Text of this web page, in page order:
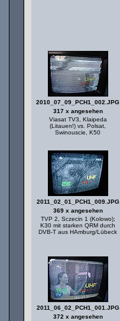
2010_07_09_PCH1_002.JPG
317 x angesehen
Viasat TV3, Klaipeda
(Litauen!) vs. Polsat,
Swinouscie, K50
2011_02_01_PCH1_009.JPG
369 x angesehen
TVP 2, Sczecin 1 (Kolowo);
K30 mit starken QRM durch
DVB-T aus HAmburg/Lübeck
2011_06_02_PCH1_001.JPG
372 x angesehen